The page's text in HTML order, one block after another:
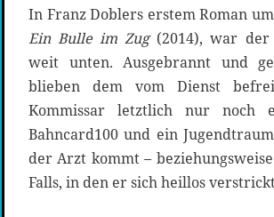
In Franz Doblers erstem Roman
Ein Bulle im Zug (2014), war
weit unten. Ausgebrannt und
blieben dem vom Dienst
Kommissar letztlich nur noch
Bahncard100 und ein
der Arzt kommt –
Falls, in den er sich heillos